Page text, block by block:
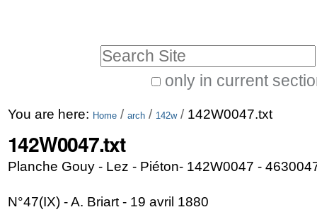
to
navigation
only in current
Search…
You are here: Home / arch / 142w / 142W0047.txt
142W0047.txt
Planche Gouy - Lez - Piéton- 142W0047 -
N°47(IX) - A. Briart - 19 avril 1880